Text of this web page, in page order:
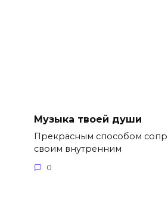
Музыка твоей души
Прекрасным способом
своим внутренним
0